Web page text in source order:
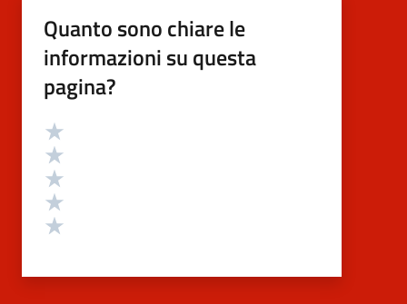
Quanto sono chiare le
informazioni su questa
pagina?
Valutazione